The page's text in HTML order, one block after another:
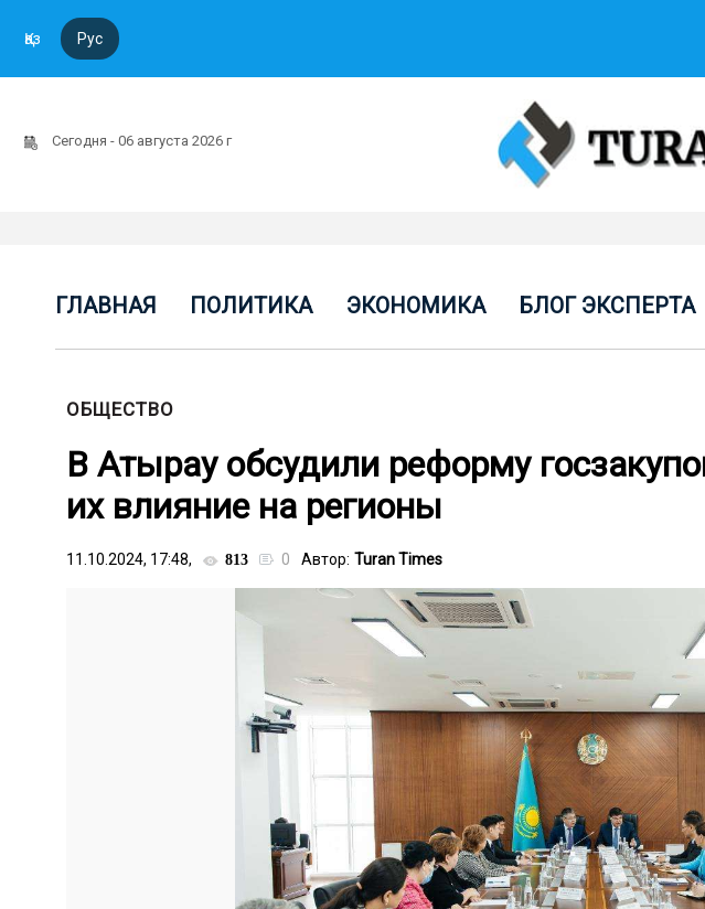
Қаз Рус
Сегодня - 06 августа 2026 г
ГЛАВНАЯ ПОЛИТИКА ЭКОНОМИКА БЛОГ ЭКСПЕРТА
ОБЩЕСТВО
В Атырау обсудили реформу
их влияние на регионы
11.10.2024, 17:48, 813 0 Автор: Turan Times